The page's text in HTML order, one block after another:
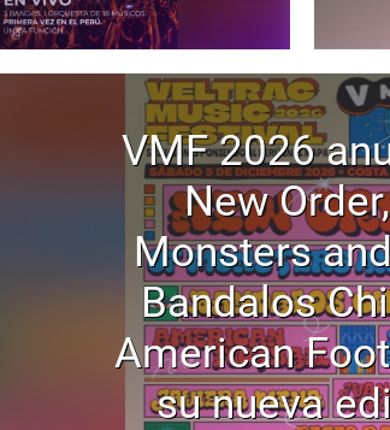
VMF 2026
New
Monsters
Bandalos
American
su nueva